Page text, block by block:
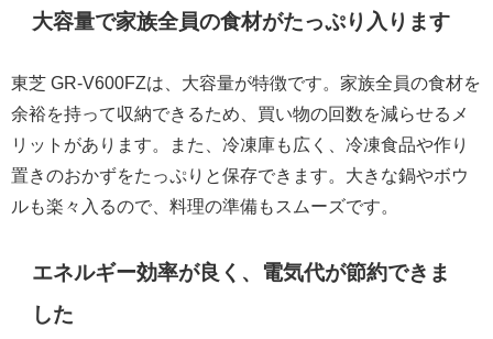
大容量で家族全員の食材がたっぷり入ります
東芝 GR-V600FZは、大容量が特徴です。家族全員の食材を
余裕を持って収納できるため、買い物の回数を減らせるメ
リットがあります。また、冷凍庫も広く、冷凍食品や作り
置きのおかずをたっぷりと保存できます。大きな鍋やボウ
ルも楽々入るので、料理の準備もスムーズです。
エネルギー効率が良く、電気代が節約できま
した